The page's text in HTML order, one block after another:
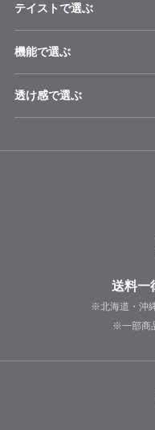
テイストで選ぶ
機能で選ぶ
透け感で選ぶ
送料一
※北海道・沖
※一部商